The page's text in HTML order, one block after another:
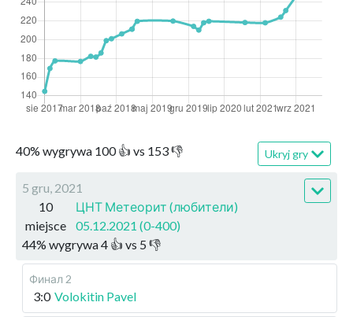
40% wygrywa 100👍 vs 153👎 Ukryj gry
5 gru, 2021
10
miejsce
ЦНТ Метеорит (любители)
05.12.2021 (0-400)
44% wygrywa4 👍 vs 5 👎
Финал 2
3:0 Volokitin Pavel